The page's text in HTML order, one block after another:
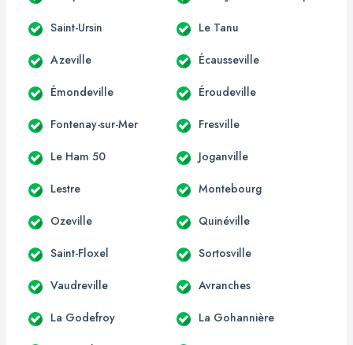
Saint-Ursin Le Tanu
Azeville Écausseville
Émondeville Éroudeville
Fontenay-sur-Mer Fresville
Le Ham 50 Joganville
Lestre Montebourg
Ozeville Quinéville
Saint-Floxel Sortosville
Vaudreville Avranches
La Godefroy La Gohannière